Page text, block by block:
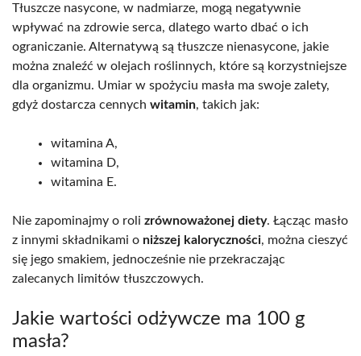
Tłuszcze nasycone, w nadmiarze, mogą negatywnie
wpływać na zdrowie serca, dlatego warto dbać o ich
ograniczanie. Alternatywą są tłuszcze nienasycone, jakie
można znaleźć w olejach roślinnych, które są korzystniejsze
dla organizmu. Umiar w spożyciu masła ma swoje zalety,
gdyż dostarcza cennych witamin, takich jak:
witamina A,
witamina D,
witamina E.
Nie zapominajmy o roli zrównoważonej diety. Łącząc masło
z innymi składnikami o niższej kaloryczności, można cieszyć
się jego smakiem, jednocześnie nie przekraczając
zalecanych limitów tłuszczowych.
Jakie wartości odżywcze ma 100 g
masła?